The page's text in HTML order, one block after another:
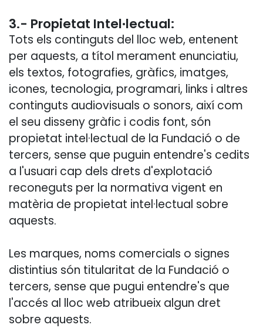
3.- Propietat Intel·lectual:
Tots els continguts del lloc web, entenent
per aquests, a títol merament enunciatiu,
els textos, fotografies, gràfics, imatges,
icones, tecnologia, programari, links i altres
continguts audiovisuals o sonors, així com
el seu disseny gràfic i codis font, són
propietat intel·lectual de la Fundació o de
tercers, sense que puguin entendre's cedits
a l'usuari cap dels drets d'explotació
reconeguts per la normativa vigent en
matèria de propietat intel·lectual sobre
aquests.
Les marques, noms comercials o signes
distintius són titularitat de la Fundació o
tercers, sense que pugui entendre's que
l'accés al lloc web atribueix algun dret
sobre aquests.